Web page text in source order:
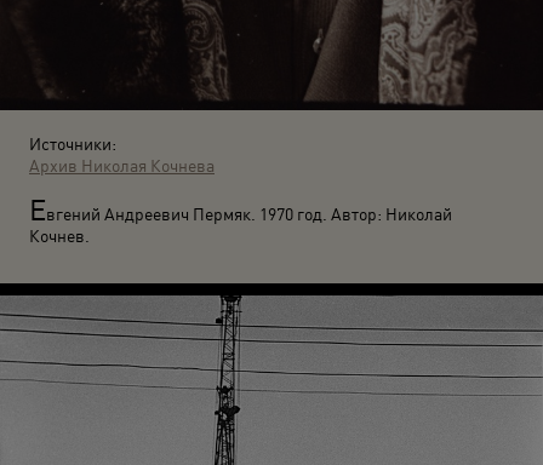
Источники:
Архив Николая Кочнева
Евгений Андреевич Пермяк. 1970 год. Автор: Николай
Кочнев.